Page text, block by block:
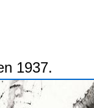
1937.